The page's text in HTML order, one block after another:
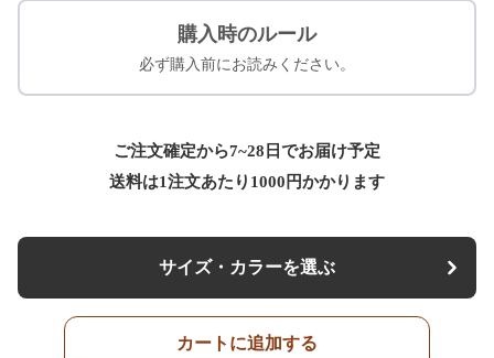
購入時のルール
必ず購入前にお読みください。
ご注文確定から7~28日でお届け予定
送料は1注文あたり 1000 円かかります
サイズ・カラーを選ぶ
カートに追加する